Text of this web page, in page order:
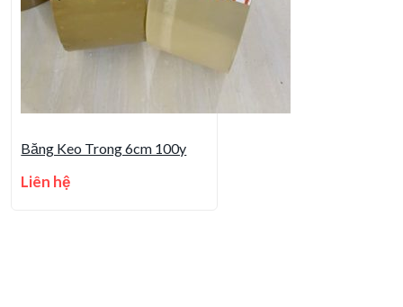
Băng Keo Trong 6cm 100y
Liên hệ